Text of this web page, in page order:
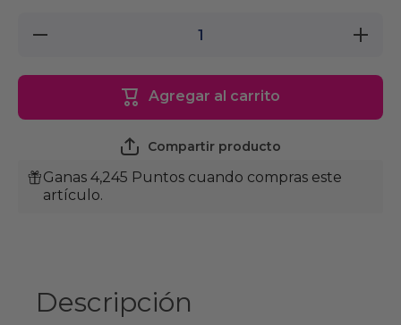
Reducir
cantidad
Agregar al carrito
Compartir producto
Ganas 4,245 Puntos cuando compras este
artículo.
Descripción